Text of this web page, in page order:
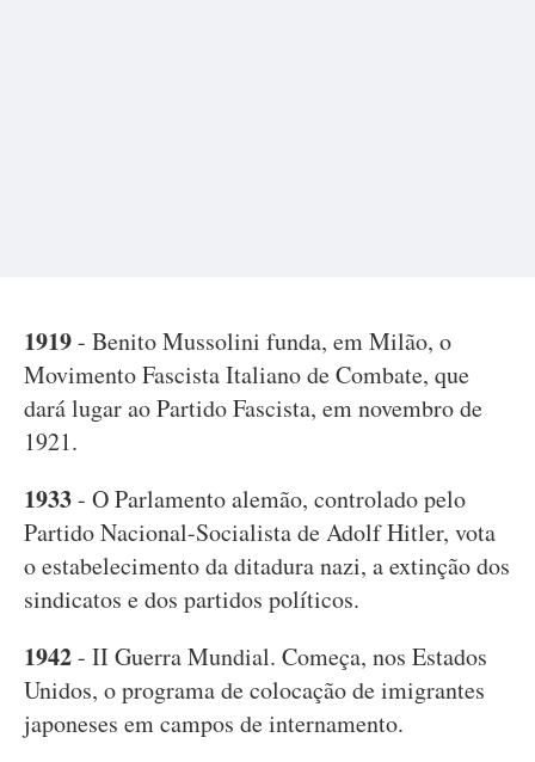
1919- Benito Mussolini funda, em Milão, o
Movimento Fascista Italiano de Combate, que
dará lugar ao Partido Fascista, em novembro de
1921.
1933- O Parlamento alemão, controlado pelo
Partido Nacional-Socialista de Adolf Hitler, vota
o estabelecimento da ditadura nazi, a extinção dos
sindicatos e dos partidos políticos.
1942- II Guerra Mundial. Começa, nos Estados
Unidos, o programa de colocação de imigrantes
japoneses em campos de internamento.